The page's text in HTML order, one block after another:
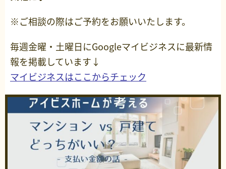
※ご相談の際はご予約をお願いいたします。
毎週金曜・土曜日にGoogleマイビジネスに最新情
報を掲載しています↓
マイビジネスはここからチェック